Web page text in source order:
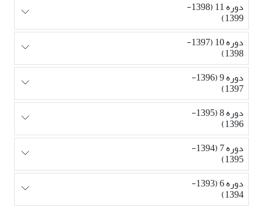
دوره 11 (1398-
1399)
دوره 10 (1397-
1398)
دوره 9 (1396-
1397)
دوره 8 (1395-
1396)
دوره 7 (1394-
1395)
دوره 6 (1393-
1394)